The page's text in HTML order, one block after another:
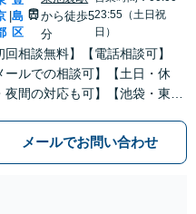
|島
区
から徒歩5
分
23:55（土日祝
日）
回相談無料】【電話相談可】
ールでの相談可】【土日・休
夜間の対応も可】【池袋・東池
ブル・刑事事件を中心に「個
の方からのご相談・ご依頼を幅
メールでお問い合わせ